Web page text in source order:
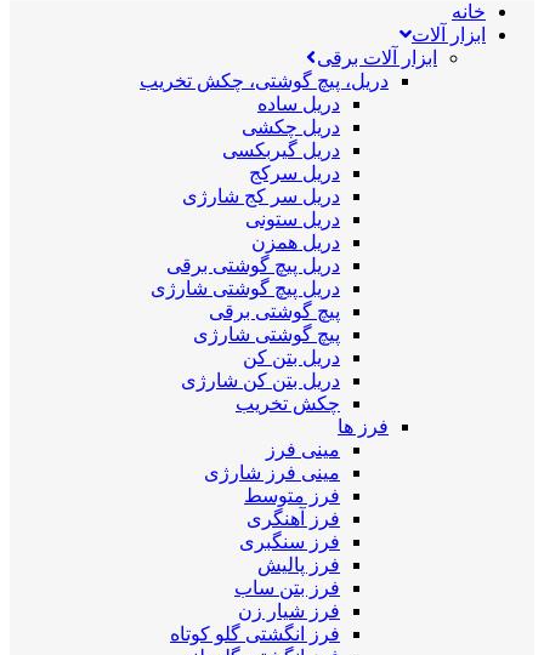
خانه
ابزار آلات
ابزار آلات برقی
دریل، پیچ گوشتی، چکش تخریب
دریل ساده
دریل چکشی
دریل گیربکسی
دریل سرکج
دریل سر کج شارژی
دریل ستونی
دریل همزن
دریل پیچ گوشتی برقی
دریل پیچ گوشتی شارژی
پیچ گوشتی برقی
پیچ گوشتی شارژی
دریل بتن کن
دریل بتن کن شارژی
چکش تخریب
فرز ها
مینی فرز
مینی فرز شارژی
فرز متوسط
فرز آهنگری
فرز سنگبری
فرز پالیش
فرز بتن ساب
فرز شیار زن
فرز انگشتی گلو کوتاه